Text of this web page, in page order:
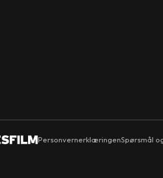
PersonvernerklæringenSpørsmål